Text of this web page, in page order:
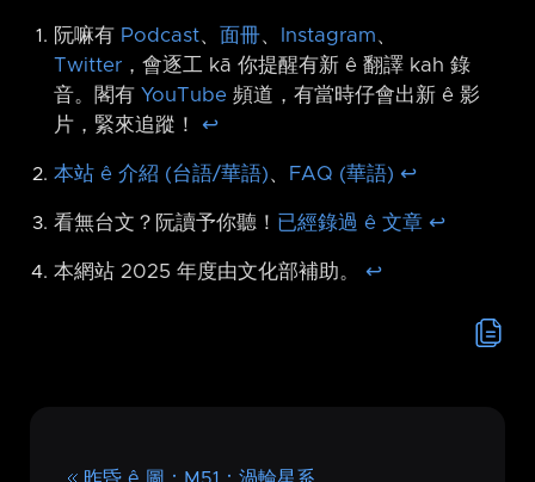
阮嘛有 Podcast、 面冊、 Instagram、
Twitter ，會逐工 kā 你提醒有新 ê 翻譯 kah 錄
音。閣有 YouTube 頻道，有當時仔會出新 ê 影
片，緊來追蹤！ ↩︎
本站 ê 介紹 (台語/華語)、 FAQ (華語) ↩︎
看無台文？阮讀予你聽！ 已經錄過 ê 文章 ↩︎
本網站 2025 年度由文化部補助。 ↩︎